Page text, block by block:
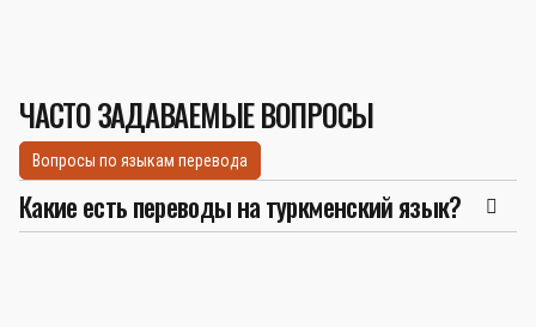
ЧАСТО ЗАДАВАЕМЫЕ ВОПРОСЫ
Вопросы по языкам перевода
Какие есть переводы на туркменский язык?